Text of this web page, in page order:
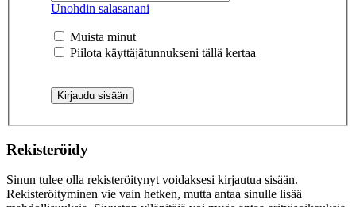
Unohdin salasanani
Muista minut
Piilota käyttäjätunnukseni tällä kertaa
Rekisteröidy
Sinun tulee olla rekisteröitynyt voidaksesi kirjautua sisään.
Rekisteröityminen vie vain hetken, mutta antaa sinulle lisää